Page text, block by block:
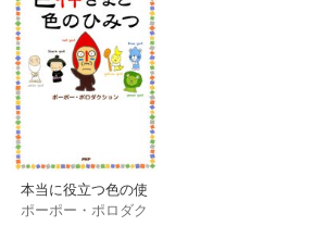
本当に役立つ色の使
い道 色神さまと色の
ポーポー・ポロダク